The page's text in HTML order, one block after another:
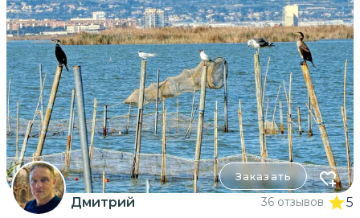
Заказать
Дмитрий 36 отзывов 5